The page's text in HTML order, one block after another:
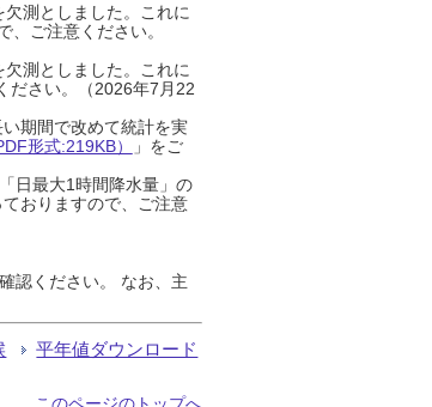
測としました。これに
ご注意ください。
測としました。これに
ださい。（2026年7月22
期間で改めて統計を実
形式:219KB）
」をご
日最大1時間降水量」の
おりますので、ご注意
認ください。 なお、主
平年値ダウンロード